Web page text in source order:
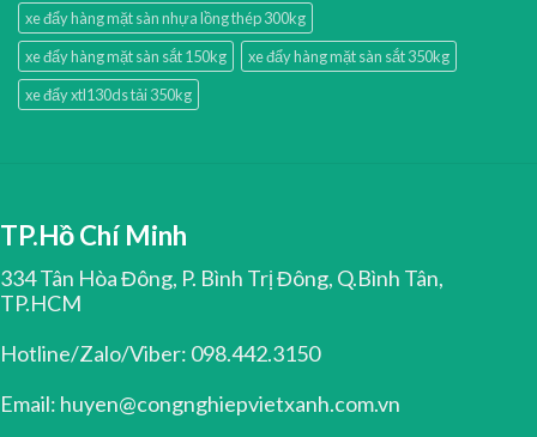
xe đẩy hàng mặt sàn nhựa lồng thép 300kg
xe đẩy hàng mặt sàn sắt 150kg
xe đẩy hàng mặt sàn sắt 350kg
xe đẩy xtl130ds tải 350kg
TP.Hồ Chí Minh
334 Tân Hòa Đông, P. Bình Trị Đông, Q.Bình Tân,
TP.HCM
Hotline/Zalo/Viber: 098.442.3150
Email: huyen@congnghiepvietxanh.com.vn